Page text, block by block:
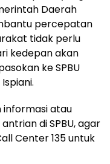
Daerah
percepatan
tidak perlu
kedepan akan
ke SPBU
atau
di SPBU, agar
Center 135 untuk